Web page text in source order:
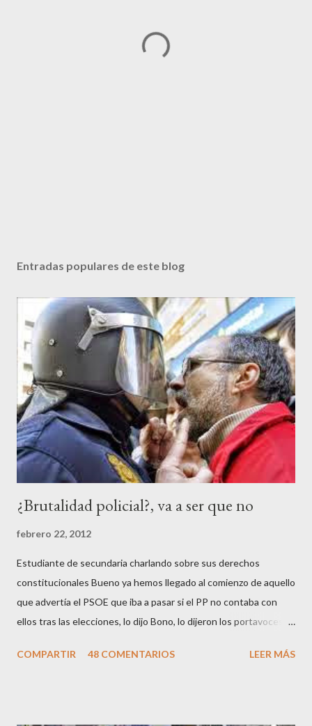
Entradas populares de este blog
¿Brutalidad policial?, va a ser que no
febrero 22, 2012
Estudiante de secundaria charlando sobre sus derechos
constitucionales Bueno ya hemos llegado al comienzo de aquello
que advertía el PSOE que iba a pasar si el PP no contaba con
ellos tras las elecciones, lo dijo Bono, lo dijeron los portavoces
los okupas, los red skins, los sharps o los anarcos porque a estos
COMPARTIR 48 COMENTARIOS LEER MÁS